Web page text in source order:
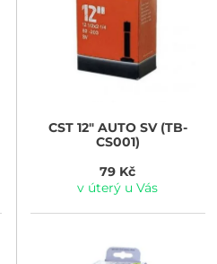
CST12" AUTO SV (TB-
CS001)
79 Kč
v úterý u Vás